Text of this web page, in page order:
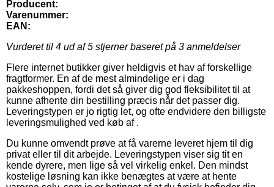
Producent:
Varenummer:
EAN:
Vurderet til 4 ud af 5 stjerner baseret på 3 anmeldelser
Flere internet butikker giver heldigvis et hav af forskellige
fragtformer. En af de mest almindelige er i dag
pakkeshoppen, fordi det så giver dig god fleksibilitet til at
kunne afhente din bestilling præcis når det passer dig.
Leveringstypen er jo rigtig let, og ofte endvidere den billigste
leveringsmulighed ved køb af .
Du kunne omvendt prøve at få varerne leveret hjem til dig
privat eller til dit arbejde. Leveringstypen viser sig tit en
kende dyrere, men lige så vel virkelig enkel. Den mindst
kostelige løsning kan ikke benægtes at være at hente